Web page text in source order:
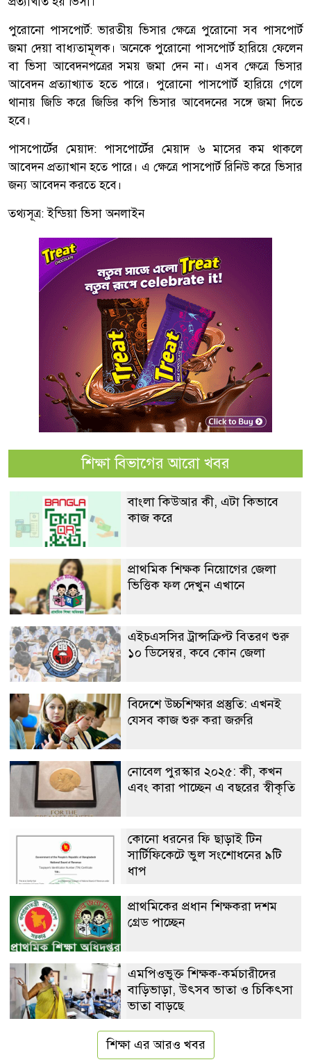
পুরোনো পাসপোর্ট: ভারতীয় ভিসার ক্ষেত্রে পুরোনো সব পাসপোর্ট
জমা দেয়া বাধ্যতামূলক। অনেকে পুরোনো পাসপোর্ট হারিয়ে ফেলেন
বা ভিসা আবেদনপত্রের সময় জমা দেন না। এসব ক্ষেত্রে ভিসার
আবেদন প্রত্যাখ্যাত হতে পারে। পুরোনো পাসপোর্ট হারিয়ে গেলে
থানায় জিডি করে জিডির কপি ভিসার আবেদনের সঙ্গে জমা দিতে
হবে।
পাসপোর্টের মেয়াদ: পাসপোর্টের মেয়াদ ৬ মাসের কম থাকলে
আবেদন প্রত্যাখান হতে পারে। এ ক্ষেত্রে পাসপোর্ট রিনিউ করে ভিসার
জন্য আবেদন করতে হবে।
তথ্যসূত্র: ইন্ডিয়া ভিসা অনলাইন
শিক্ষা বিভাগের আরো খবর
বাংলা কিউআর কী, এটা কিভাবে
কাজ করে
প্রাথমিক শিক্ষক নিয়োগের জেলা
ভিত্তিক ফল দেখুন এখানে
এইচএসসির ট্রান্সক্রিপ্ট বিতরণ শুরু
১০ ডিসেম্বর, কবে কোন জেলা
বিদেশে উচ্চশিক্ষার প্রস্তুতি: এখনই
যেসব কাজ শুরু করা জরুরি
নোবেল পুরস্কার ২০২৫: কী, কখন
এবং কারা পাচ্ছেন এ বছরের স্বীকৃতি
কোনো ধরনের ফি ছাড়াই টিন
সার্টিফিকেটে ভুল সংশোধনের ৯টি
ধাপ
প্রাথমিকের প্রধান শিক্ষকরা দশম
গ্রেড পাচ্ছেন
এমপিওভুক্ত শিক্ষক-কর্মচারীদের
বাড়িভাড়া, উৎসব ভাতা ও চিকিৎসা
ভাতা বাড়ছে
শিক্ষা এর আরও খবর